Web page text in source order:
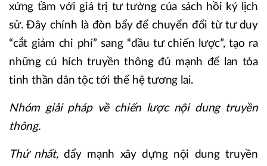
xứng tầm với giá trị tư tưởng của sách hồi ký lịch
sử. Đây chính là đòn bẩy để chuyển đổi từ tư duy
“cắt giảm chi phí” sang “đầu tư chiến lược”, tạo ra
những cú hích truyền thông đủ mạnh để lan tỏa
tinh thần dân tộc tới thế hệ tương lai.
Nhóm giải pháp về chiến lược nội dung truyền
thông.
Thứ nhất,đẩy mạnh xây dựng nội dung truyền